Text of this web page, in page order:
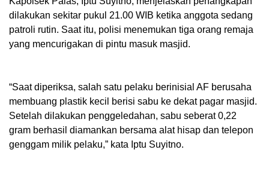
dilakukan sekitar pukul 21.00 WIB ketika anggota sedang
patroli rutin. Saat itu, polisi menemukan tiga orang remaja
yang mencurigakan di pintu masuk masjid.
‎“Saat diperiksa, salah satu pelaku berinisial AF berusaha
membuang plastik kecil berisi sabu ke dekat pagar masjid.
Setelah dilakukan penggeledahan, sabu seberat 0,22
gram berhasil diamankan bersama alat hisap dan telepon
genggam milik pelaku,” kata Iptu Suyitno.